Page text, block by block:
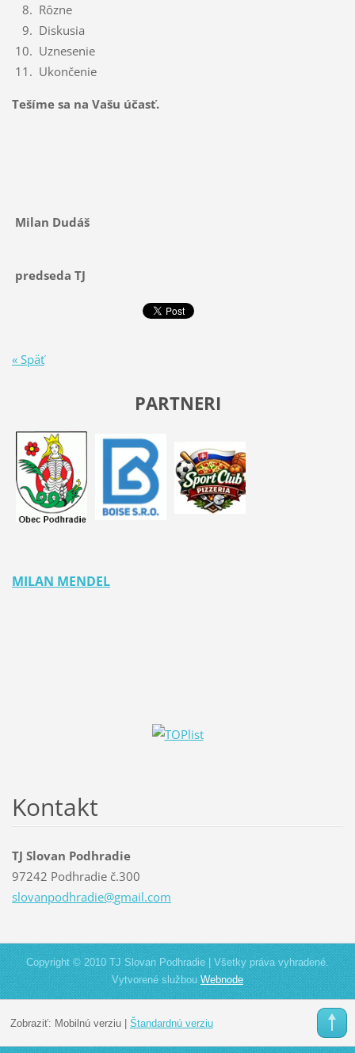
Rôzne
Diskusia
Uznesenie
Ukončenie
Tešíme sa na Vašu účasť.
Milan Dudáš
predseda TJ
« Späť
PARTNERI
MILAN MENDEL
Kontakt
TJ Slovan Podhradie
97242 Podhradie č.300
slovanpodhradie@gmail.com
Copyright © 2010 TJ Slovan Podhradie | Všetky práva vyhradené.
Vytvorené službouWebnode
Zobraziť: Mobilnú verziu| Štandardnú verziu